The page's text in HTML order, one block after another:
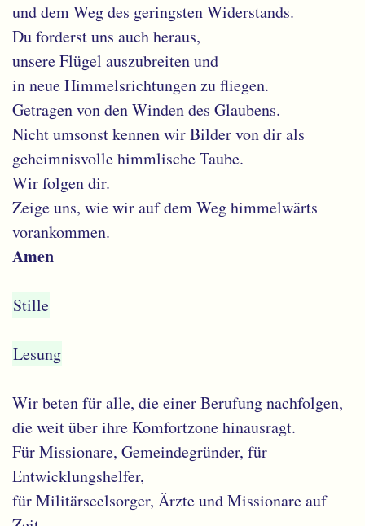
und dem Weg des geringsten Widerstands.
Du forderst uns auch heraus,
unsere Flügel auszubreiten und
in neue Himmelsrichtungen zu fliegen.
Getragen von den Winden des Glaubens.
Nicht umsonst kennen wir Bilder von dir als
geheimnisvolle himmlische Taube.
Wir folgen dir.
Zeige uns, wie wir auf dem Weg himmelwärts
vorankommen.
Amen
Stille
Lesung
Wir beten für alle, die einer Berufung nachfolgen,
die weit über ihre Komfortzone hinausragt.
Für Missionare, Gemeindegründer, für
Entwicklungshelfer,
für Militärseelsorger, Ärzte und Missionare auf